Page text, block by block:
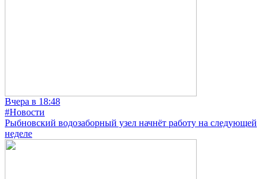
Вчера в 18:48
#Новости
Рыбновский водозаборный узел начнёт работу на следующей
неделе